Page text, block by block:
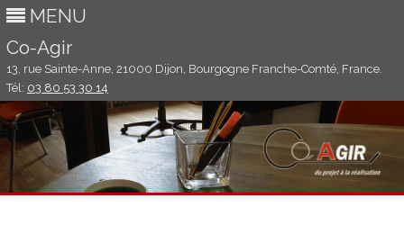
MENU
Co-Agir
13, rue Sainte-Anne, 21000 Dijon, Bourgogne Franche-Comté, France.
Tél: 03 80 53 30 14